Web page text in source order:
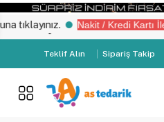
“Üye Girişi" yapın.
Nakit / Kredi Kartı İle
Teklif Alın Sipariş Takip